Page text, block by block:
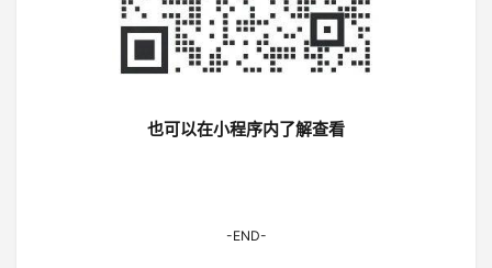
也可以在小程序内了解查看
-END-